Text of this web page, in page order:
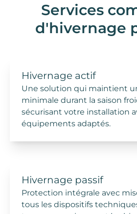
Services
d'hivernage
Hivernage actif
Une solution qui maintient
minimale durant la saison
sécurisant votre installation
équipements adaptés.
Hivernage passif
Protection intégrale avec
tous les dispositifs